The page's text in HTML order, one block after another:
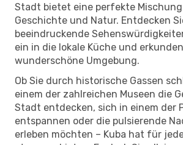
Stadt bietet eine perfekte Mischung
Geschichte und Natur. Entdecken
beeindruckende
ein in die lokale Küche und
wunderschöne Umgebung.
Ob Sie durch historische Gassen
einem der zahlreichen Museen die
Stadt entdecken, sich in einem der
entspannen oder die pulsierende
erleben möchten – Kuba hat für